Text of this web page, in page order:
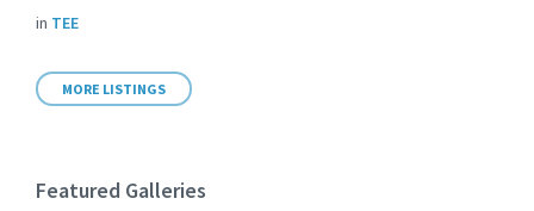
in ΤΕΕ
MORE LISTINGS
Featured Galleries